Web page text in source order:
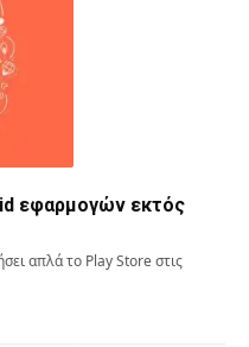
εφαρμογών εκτός
απλά το Play Store στις